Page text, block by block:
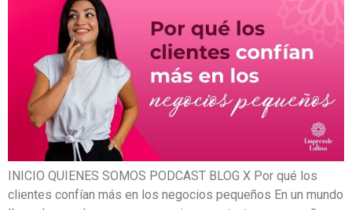
INICIO QUIENES SOMOS PODCAST BLOG X Por qué los
clientes confían más en los negocios pequeños En un mundo